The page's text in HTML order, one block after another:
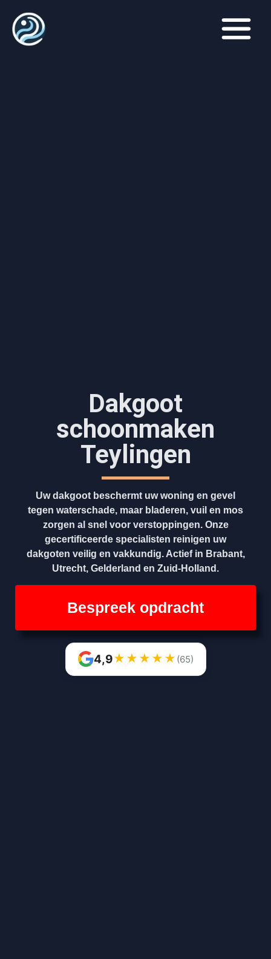
Dakgoot
schoonmaken​
Teylingen
Uw dakgoot beschermt uw woning en gevel
tegen waterschade, maar bladeren, vuil en mos
zorgen al snel voor verstoppingen. Onze
gecertificeerde specialisten reinigen uw
dakgoten veilig en vakkundig. Actief in Brabant,
Utrecht, Gelderland en Zuid-Holland.
Bespreek opdracht
4,9★ ★ ★ ★ ★ (65)